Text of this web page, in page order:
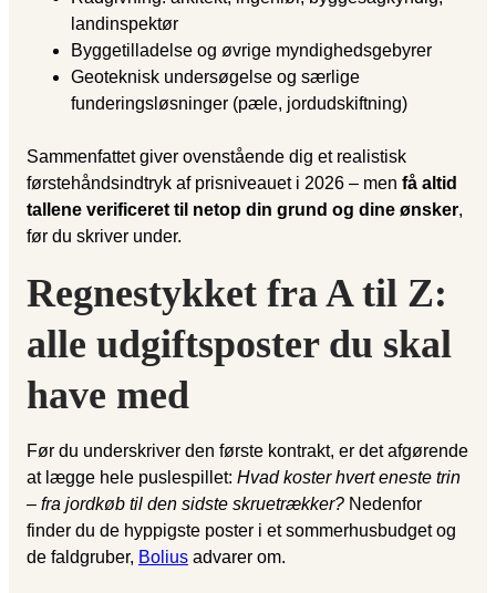
landinspektør
Byggetilladelse og øvrige myndighedsgebyrer
Geoteknisk undersøgelse og særlige
funderingsløsninger (pæle, jordudskiftning)
Sammenfattet giver ovenstående dig et realistisk
førstehåndsindtryk af prisniveauet i 2026 – men få altid
tallene verificeret til netop din grund og dine ønsker,
før du skriver under.
Regnestykket fra A til Z:
alle udgiftsposter du skal
have med
Før du underskriver den første kontrakt, er det afgørende
at lægge hele puslespillet: Hvad koster hvert eneste trin
– fra jordkøb til den sidste skruetrækker? Nedenfor
finder du de hyppigste poster i et sommerhusbudget og
de faldgruber, Bolius advarer om.